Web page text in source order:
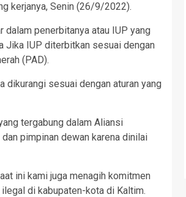
kerjanya, Senin (26/9/2022).
penerbitanya atau IUP yang
Jika IUP diterbitkan sesuai dengan
(PAD).
dikurangi sesuai dengan aturan yang
tergabung dalam Aliansi
pimpinan dewan karena dinilai
ini kami juga menagih komitmen
di kabupaten-kota di Kaltim.